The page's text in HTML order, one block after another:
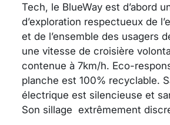
Tech, le BlueWay est d’abord
d’exploration respectueux de
et de l’ensemble des usagers
une vitesse de croisière
contenue à 7km/h. Eco-
planche est 100% recyclable.
électrique est silencieuse et
Son sillage extrêmement